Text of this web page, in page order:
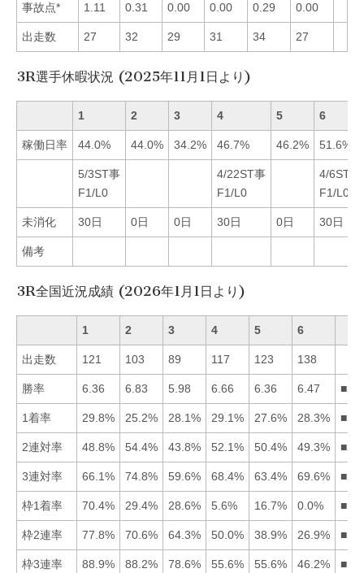
事故点* 1.11 0.31 0.00 0.00 0.29 0.00
出走数 27 32 29 31 34 27
3R選手休暇状況 (2025年11月1日より)
1 2 3 4 5 6
稼働日率 44.0% 44.0% 34.2% 46.7% 46.2% 51.6%
5/3ST事
F1/L0
4/22ST事
F1/L0
4/6ST事
F1/L0
未消化 30日 0日 0日 30日 0日 30日
備考
3R全国近況成績 (2026年1月1日より)
1 2 3 4 5 6
出走数 121 103 89 117 123 138
勝率 6.36 6.83 5.98 6.66 6.36 6.47
1着率 29.8% 25.2% 28.1% 29.1% 27.6% 28.3%
2連対率 48.8% 54.4% 43.8% 52.1% 50.4% 49.3%
3連対率 66.1% 74.8% 59.6% 68.4% 63.4% 69.6%
枠1着率 70.4% 29.4% 28.6% 5.6% 16.7% 0.0%
枠2連率 77.8% 70.6% 64.3% 50.0% 38.9% 26.9%
枠3連率 88.9% 88.2% 78.6% 55.6% 55.6% 46.2%